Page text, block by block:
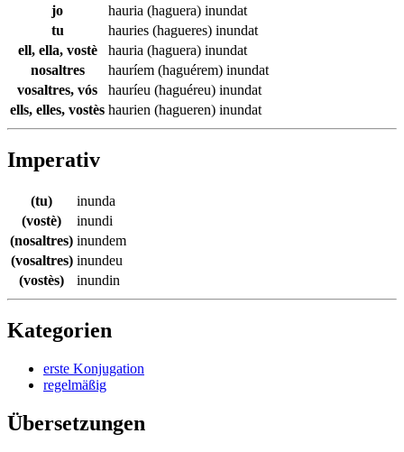
jo hauria (haguera) inundat
tu
hauries (hagueres) inundat
ell, ella, vostè
hauria (haguera) inundat
nosaltres
hauríem (haguérem) inundat
vosaltres, vós
hauríeu (haguéreu) inundat
ells, elles, vostès haurien (hagueren) inundat
Imperativ
(tu)
inunda
(vostè)
inundi
(nosaltres) inundem
(vosaltres) inundeu
(vostès)
inundin
Kategorien
erste Konjugation
regelmäßig
Übersetzungen